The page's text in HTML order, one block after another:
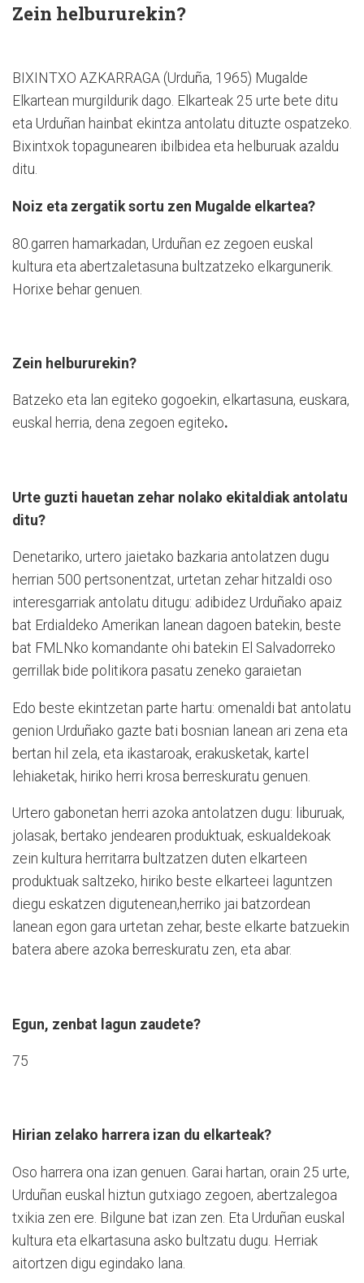
Zein helbururekin?
BIXINTXO AZKARRAGA (Urduña, 1965) Mugalde
Elkartean murgildurik dago. Elkarteak 25 urte bete ditu
eta Urduñan hainbat ekintza antolatu dituzte ospatzeko.
Bixintxok topagunearen ibilbidea eta helburuak azaldu
ditu.
Noiz eta zergatik sortu zen Mugalde elkartea?
80.garren hamarkadan, Urduñan ez zegoen euskal
kultura eta abertzaletasuna bultzatzeko elkargunerik.
Horixe behar genuen.
Zein helbururekin?
Batzeko eta lan egiteko gogoekin, elkartasuna, euskara,
euskal herria, dena zegoen egiteko.
Urte guzti hauetan zehar nolako ekitaldiak antolatu
ditu?
Denetariko, urtero jaietako bazkaria antolatzen dugu
herrian 500 pertsonentzat, urtetan zehar hitzaldi oso
interesgarriak antolatu ditugu: adibidez Urduñako apaiz
bat Erdialdeko Amerikan lanean dagoen batekin, beste
bat FMLNko komandante ohi batekin El Salvadorreko
gerrillak bide politikora pasatu zeneko garaietan
Edo beste ekintzetan parte hartu: omenaldi bat antolatu
genion Urduñako gazte bati bosnian lanean ari zena eta
bertan hil zela, eta ikastaroak, erakusketak, kartel
lehiaketak, hiriko herri krosa berreskuratu genuen.
Urtero gabonetan herri azoka antolatzen dugu: liburuak,
jolasak, bertako jendearen produktuak, eskualdekoak
zein kultura herritarra bultzatzen duten elkarteen
produktuak saltzeko, hiriko beste elkarteei laguntzen
diegu eskatzen digutenean,herriko jai batzordean
lanean egon gara urtetan zehar, beste elkarte batzuekin
batera abere azoka berreskuratu zen, eta abar.
Egun, zenbat lagun zaudete?
75
Hirian zelako harrera izan du elkarteak?
Oso harrera ona izan genuen. Garai hartan, orain 25 urte,
Urduñan euskal hiztun gutxiago zegoen, abertzalegoa
txikia zen ere. Bilgune bat izan zen. Eta Urduñan euskal
kultura eta elkartasuna asko bultzatu dugu. Herriak
aitortzen digu egindako lana.